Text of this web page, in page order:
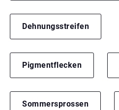
Dehnungsstreifen
Pigmentflecken
Sommersprossen